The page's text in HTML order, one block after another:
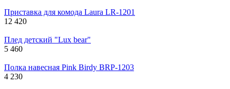
Приставка для комода Laura LR-1201
12 420
Плед детский "Lux bear"
5 460
Полка навесная Pink Birdy BRP-1203
4 230